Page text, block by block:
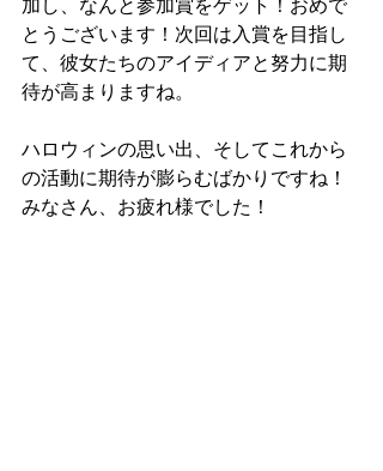
加し、なんと参加賞をゲット！おめで
とうございます！次回は入賞を目指し
て、彼女たちのアイディアと努力に期
待が高まりますね。
ハロウィンの思い出、そしてこれから
の活動に期待が膨らむばかりですね！
みなさん、お疲れ様でした！